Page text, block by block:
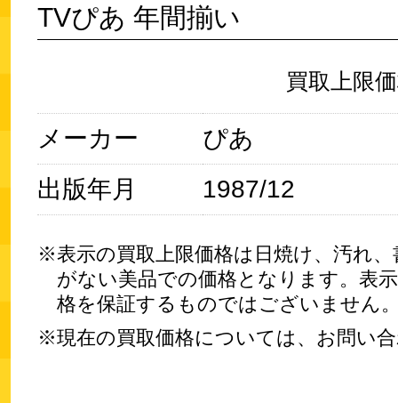
TVぴあ 年間揃い
買取上限
メーカー
ぴあ
出版年月
1987/12
表示の買取上限価格は日焼け、汚れ
がない美品での価格となります。表
格を保証するものではございません
現在の買取価格については、お問い